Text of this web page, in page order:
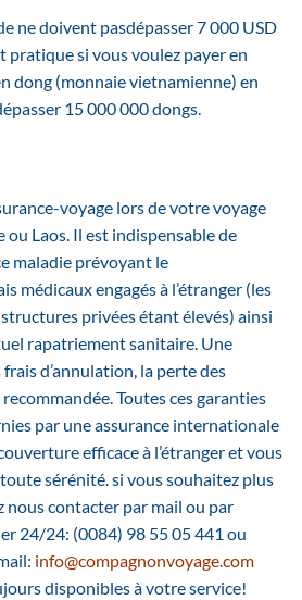
ne doivent pasdépasser 7 000 USD
pratique si vous voulez payer en
dong (monnaie vietnamienne) en
15 000 000 dongs.
voyage lors de votre voyage
ou Laos. Il est indispensable de
maladie prévoyant le
médicaux engagés à l’étranger (les
privées étant élevés) ainsi
rapatriement sanitaire. Une
d’annulation, la perte des
Toutes ces garanties
par une assurance internationale
efficace à l’étranger et vous
sérénité. si vous souhaitez plus
nous contacter par mail ou par
24/24: (0084) 98 55 05 441 ou
info@compagnonvoyage.com
disponibles à votre service!